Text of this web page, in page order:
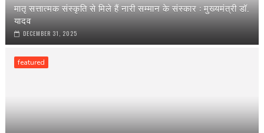
मातृ सत्तात्मक संस्कृति से मिले हैं नारी सम्मान के संस्कार : मुख्यमंत्री डॉ.
यादव
DECEMBER 31, 2025
featured